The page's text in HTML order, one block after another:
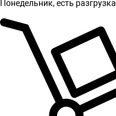
Понедельник, есть разгрузка